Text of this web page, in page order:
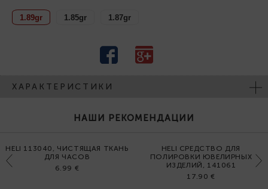
1.89gr 1.85gr 1.87gr
ХАРАКТЕРИСТИКИ
НАШИ РЕКОМЕНДАЦИИ
Previous
HELI 113040, ЧИСТЯЩАЯ ТКАНЬ
ДЛЯ ЧАСОВ
6.99 €
HELI СРЕДСТВО ДЛЯ
ПОЛИРОВКИ ЮВЕЛИРНЫХ
ИЗДЕЛИЙ, 141061
17.90 €
Next